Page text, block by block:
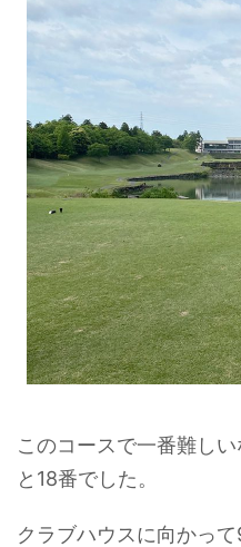
このコースで一番難し
と18番でした。
クラブハウスに向かっ